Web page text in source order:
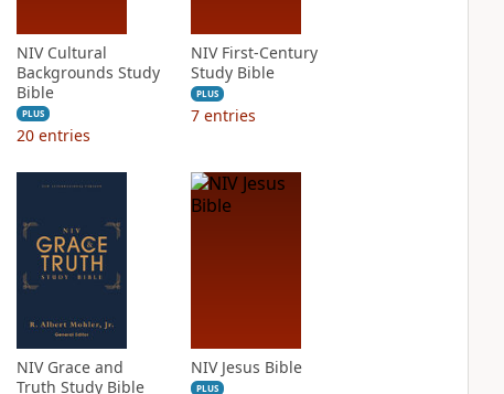
NIV Cultural
Backgrounds Study
Bible
PLUS
20 entries
NIV First-Century
Study Bible
PLUS
7 entries
NIV Grace and
Truth Study Bible
NIV Jesus Bible
PLUS